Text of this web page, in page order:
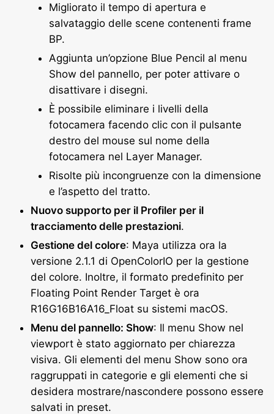
Migliorato il tempo di apertura e
salvataggio delle scene contenenti frame
BP.
Aggiunta un’opzione Blue Pencil al menu
Show del pannello, per poter attivare o
disattivare i disegni.
È possibile eliminare i livelli della
fotocamera facendo clic con il pulsante
destro del mouse sul nome della
fotocamera nel Layer Manager.
Risolte più incongruenze con la dimensione
e l’aspetto del tratto.
Nuovo supporto per il Profiler per il
tracciamento delle prestazioni.
Gestione del colore: Maya utilizza ora la
versione 2.1.1 di OpenColorIO per la gestione
del colore. Inoltre, il formato predefinito per
Floating Point Render Target è ora
R16G16B16A16_Float su sistemi macOS.
Menu del pannello: Show: Il menu Show nel
viewport è stato aggiornato per chiarezza
visiva. Gli elementi del menu Show sono ora
raggruppati in categorie e gli elementi che si
desidera mostrare/nascondere possono essere
salvati in preset.